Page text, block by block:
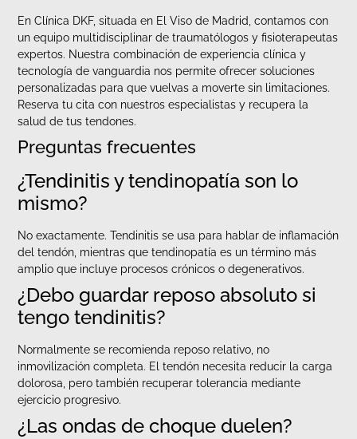
En Clínica DKF, situada en El Viso de Madrid, contamos con
un equipo multidisciplinar de traumatólogos y fisioterapeutas
expertos. Nuestra combinación de experiencia clínica y
tecnología de vanguardia nos permite ofrecer soluciones
personalizadas para que vuelvas a moverte sin limitaciones.
Reserva tu cita con nuestros especialistas y recupera la
salud de tus tendones.
Preguntas frecuentes
¿Tendinitis y tendinopatía son lo
mismo?
No exactamente. Tendinitis se usa para hablar de inflamación
del tendón, mientras que tendinopatía es un término más
amplio que incluye procesos crónicos o degenerativos.
¿Debo guardar reposo absoluto si
tengo tendinitis?
Normalmente se recomienda reposo relativo, no
inmovilización completa. El tendón necesita reducir la carga
dolorosa, pero también recuperar tolerancia mediante
ejercicio progresivo.
¿Las ondas de choque duelen?